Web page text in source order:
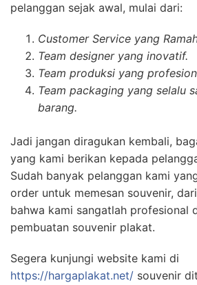
pelanggan sejak awal, mulai dari:
Customer Service yang
Team designer yang inovatif.
Team produksi yang
Team packaging yang selalu
barang.
Jadi jangan diragukan kembali,
yang kami berikan kepada
Sudah banyak pelanggan kami
order untuk memesan souvenir,
bahwa kami sangatlah profesional
pembuatan souvenir plakat.
Segera kunjungi website kami di
https://hargaplakat.net/ souvenir